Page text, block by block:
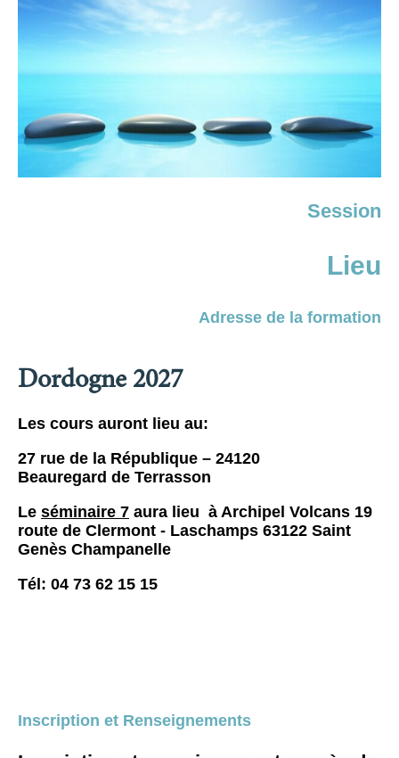
Session
Lieu
Adresse de la formation
Dordogne 2027
Les cours auront lieu au:
27 rue de la République – 24120
Beauregard de Terrasson
Le séminaire 7 aura lieu à Archipel Volcans 19
route de Clermont - Laschamps 63122 Saint
Genès Champanelle
Tél: 04 73 62 15 15
Inscription et Renseignements